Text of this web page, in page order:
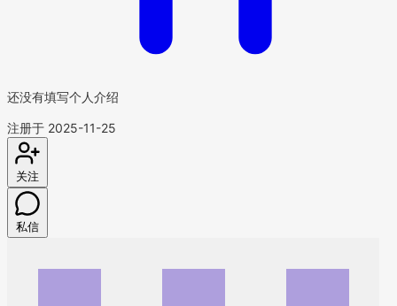
还没有填写个人介绍
注册于 2025-11-25
关注
私信